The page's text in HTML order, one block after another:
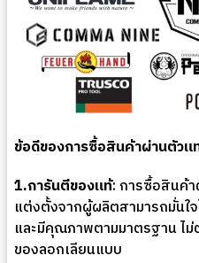
ข้อดีของการซื้อสินค้าผ่านตัว
1.การันตีของแท้: การซื้อสินค้
แต่งตั้งจากผู้ผลิตสามารถมั่นใ
และมีคุณภาพตามมาตรฐาน ไ
ของลอกเลียนแบบ